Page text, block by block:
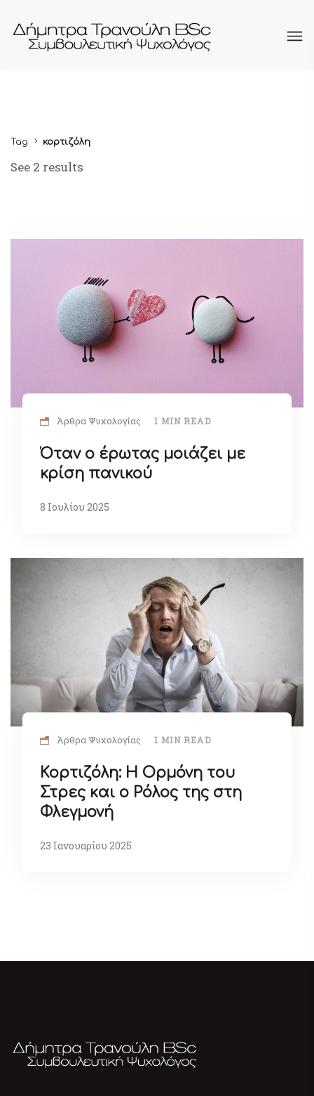
Tag κορτιζόλη
See 2 results
Άρθρα Ψυχολογίας 1 MIN READ
Όταν ο έρωτας μοιάζει με
κρίση πανικού
8 Ιουλίου 2025
Άρθρα Ψυχολογίας 1 MIN READ
Κορτιζόλη: Η Ορμόνη του
Στρες και ο Ρόλος της στη
Φλεγμονή
23 Ιανουαρίου 2025